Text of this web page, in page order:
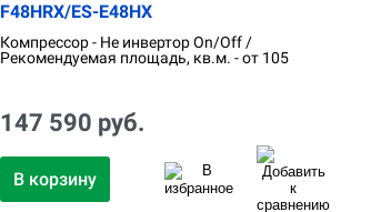
F48HRX/ES-E48HX
Компрессор - Не инвертор On/Off /
Рекомендуемая площадь, кв.м. - от 105
147 590 руб.
В корзину